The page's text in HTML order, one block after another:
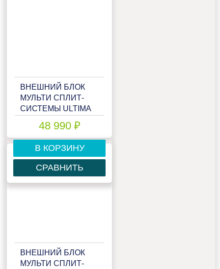
ВНЕШНИЙ БЛОК
МУЛЬТИ СПЛИТ-
СИСТЕМЫ ULTIMA
UC-2FMA18-OUT
48 990 ₽
В КОРЗИНУ
СРАВНИТЬ
ВНЕШНИЙ БЛОК
МУЛЬТИ СПЛИТ-